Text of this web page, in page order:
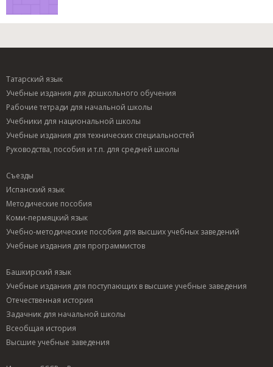
Татарский язык
Учебные издания для дошкольного обучения
Рабочие тетради для начальной школы
Учебники для национальной школы
Учебные издания для технических специальностей
Руководства, пособия и т.п. для средней школы
Съезды
Испанский язык
Методические пособия
Коми-пермяцкий язык
Учебно-методические пособия для высших учебных заведений
Учебные издания для программистов
Башкирский язык
Учебные издания для поступающих в высшие учебные заведения
Отечественная история
Задачник для начальной школы
Всеобщая история
Высшие учебные заведения